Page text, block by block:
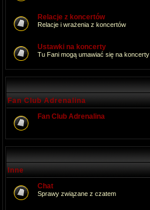
Relacje z koncertów
Relacje i wrażenia z koncertów
Ustawki na koncerty
Tu Fani mogą umawiać się na koncerty
Fan Club Adrenalina
Fan Club Adrenalina
Inne
Chat
Sprawy związane z czatem